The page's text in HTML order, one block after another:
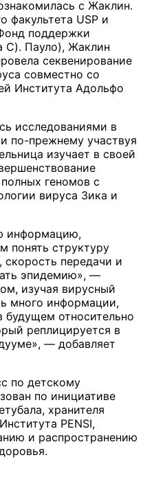
с Жаклин.
факультета USP и
поддержки
С). Пауло), Жаклин
секвенирование
совместно со
Института Адольфо
исследованиями в
по-прежнему участвуя
изучает в своей
геномов с
вируса Зика и
информацию,
понять структуру
скорость передачи и
эпидемию», —
изучая вирусный
много информации,
относительно
реплицируется в
— добавляет
по детскому
по инициативе
хранителя
PENSI,
и распространению